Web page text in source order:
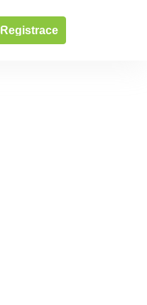
Registrace